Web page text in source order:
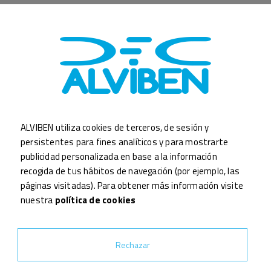
suspende en edficiación de consumo casi nulo.
para leer el artículo completo.
Poco a poco tenemos que cambiar esta nota y conseguir
realizar edificios con consumo nulo. Este debe de ser el
constructores y promotores.
Noticia Anterior
ALVIBEN utiliza cookies de terceros, de sesión y
persistentes para fines analíticos y para mostrarte
publicidad personalizada en base a la información
recogida de tus hábitos de navegación (por ejemplo, las
páginas visitadas). Para obtener más información visite
nuestra política de cookies
Rechazar